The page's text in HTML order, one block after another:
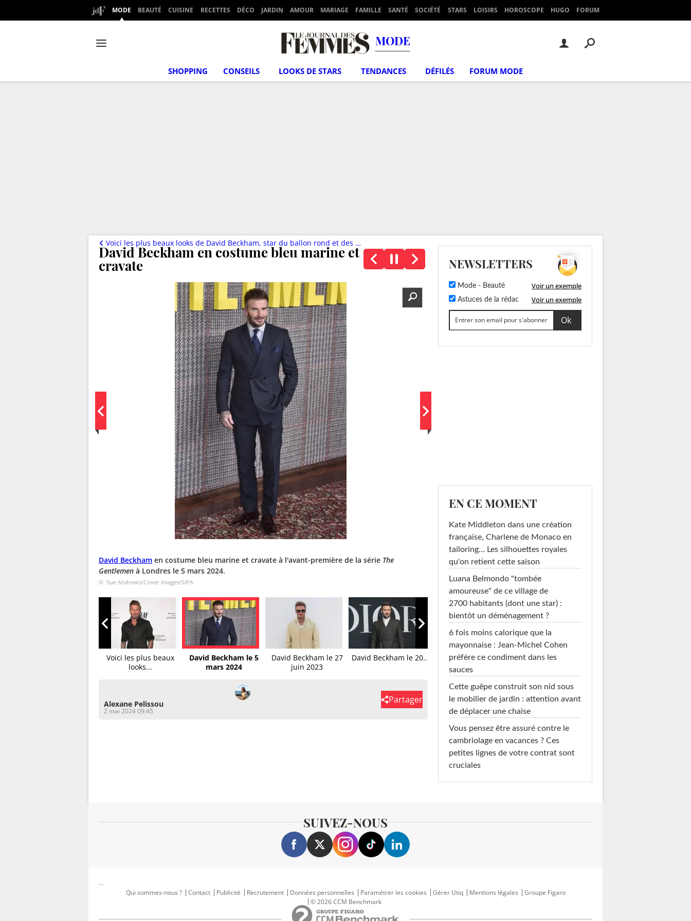
MODE BEAUTÉ CUISINE RECETTES DÉCO JARDIN AMOUR MARIAGE FAMILLE SANTÉ SOCIÉTÉ STARS LOISIRS HOROSCOPE HUGO FORUM
MODE
SHOPPING CONSEILS LOOKS DE STARS TENDANCES DÉFILÉS FORUM MODE
David Beckham en costume bleu marine et
cravate
Voici les plus beaux looks de David Beckham, star du ballon rond et des tapis rouges
David Beckham en costume bleu marine et cravate à l'avant-première de la série The
Gentlemen à Londres le 5 mars 2024.
© Sue Andrews/Cover Images/SIPA
Voici les plus beaux
looks...
David Beckham le 5
mars 2024
David Beckham le 27
juin 2023
David Beckham le 20... David Beckham le 8...
Alexane Pelissou
2 mai 2024 09:45
Partager
NEWSLETTERS
Mode - Beauté Voir un exemple
Astuces de la rédac Voir un exemple
EN CE MOMENT
Kate Middleton dans une création
française, Charlene de Monaco en
tailoring… Les silhouettes royales
qu'on retient cette saison
Luana Belmondo "tombée
amoureuse" de ce village de
2700 habitants (dont une star) :
bientôt un déménagement ?
6 fois moins calorique que la
mayonnaise : Jean-Michel Cohen
préfère ce condiment dans les
sauces
Cette guêpe construit son nid sous
le mobilier de jardin : attention avant
de déplacer une chaise
Vous pensez être assuré contre le
cambriolage en vacances ? Ces
petites lignes de votre contrat sont
cruciales
SUIVEZ-NOUS
...
Qui sommes-nous ?
Contact Publicité Recrutement Données personnelles Paramétrer les cookies Gérer Utiq Mentions légales
Groupe Figaro
© 2026 CCM Benchmark